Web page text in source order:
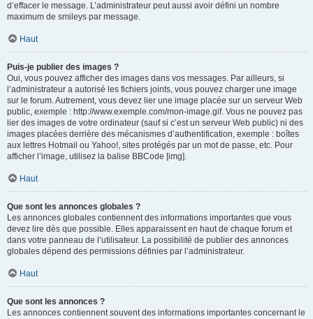
d’effacer le message. L’administrateur peut aussi avoir défini un nombre
maximum de smileys par message.
Haut
Puis-je publier des images ?
Oui, vous pouvez afficher des images dans vos messages. Par ailleurs, si
l’administrateur a autorisé les fichiers joints, vous pouvez charger une image
sur le forum. Autrement, vous devez lier une image placée sur un serveur Web
public, exemple : http://www.exemple.com/mon-image.gif. Vous ne pouvez pas
lier des images de votre ordinateur (sauf si c’est un serveur Web public) ni des
images placées derrière des mécanismes d’authentification, exemple : boîtes
aux lettres Hotmail ou Yahoo!, sites protégés par un mot de passe, etc. Pour
afficher l’image, utilisez la balise BBCode [img].
Haut
Que sont les annonces globales ?
Les annonces globales contiennent des informations importantes que vous
devez lire dès que possible. Elles apparaissent en haut de chaque forum et
dans votre panneau de l’utilisateur. La possibilité de publier des annonces
globales dépend des permissions définies par l’administrateur.
Haut
Que sont les annonces ?
Les annonces contiennent souvent des informations importantes concernant le